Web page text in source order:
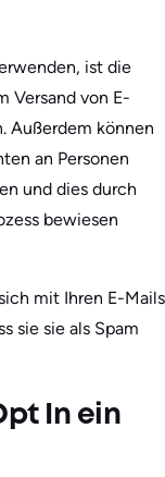
ist die
Versand von E-
Außerdem können
an Personen
und dies durch
bewiesen
mit Ihren E-Mails
sie sie als Spam
In ein